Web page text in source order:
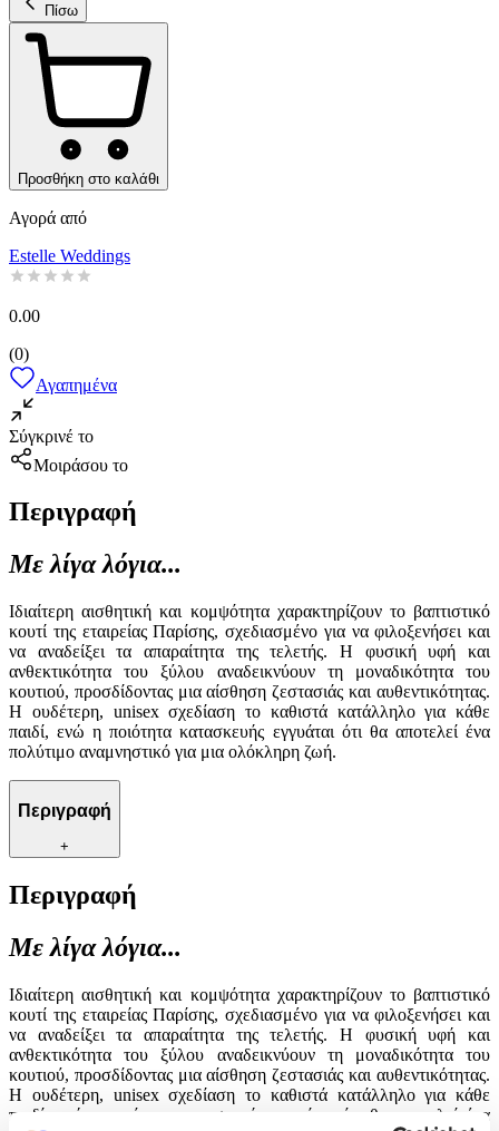
Πίσω
Προσθήκη στο καλάθι
Αγορά από
Estelle Weddings
0.00
(0)
Αγαπημένα
Σύγκρινέ το
Μοιράσου το
Περιγραφή
Με λίγα λόγια...
Ιδιαίτερη αισθητική και κομψότητα χαρακτηρίζουν το βαπτιστικό
κουτί της εταιρείας Παρίσης, σχεδιασμένο για να φιλοξενήσει και
να αναδείξει τα απαραίτητα της τελετής. Η φυσική υφή και
ανθεκτικότητα του ξύλου αναδεικνύουν τη μοναδικότητα του
κουτιού, προσδίδοντας μια αίσθηση ζεστασιάς και αυθεντικότητας.
Η ουδέτερη, unisex σχεδίαση το καθιστά κατάλληλο για κάθε
παιδί, ενώ η ποιότητα κατασκευής εγγυάται ότι θα αποτελεί ένα
πολύτιμο αναμνηστικό για μια ολόκληρη ζωή.
Περιγραφή
+
Περιγραφή
Με λίγα λόγια...
Ιδιαίτερη αισθητική και κομψότητα χαρακτηρίζουν το βαπτιστικό
κουτί της εταιρείας Παρίσης, σχεδιασμένο για να φιλοξενήσει και
να αναδείξει τα απαραίτητα της τελετής. Η φυσική υφή και
ανθεκτικότητα του ξύλου αναδεικνύουν τη μοναδικότητα του
κουτιού, προσδίδοντας μια αίσθηση ζεστασιάς και αυθεντικότητας.
Η ουδέτερη, unisex σχεδίαση το καθιστά κατάλληλο για κάθε
παιδί, ενώ η ποιότητα κατασκευής εγγυάται ότι θα αποτελεί ένα